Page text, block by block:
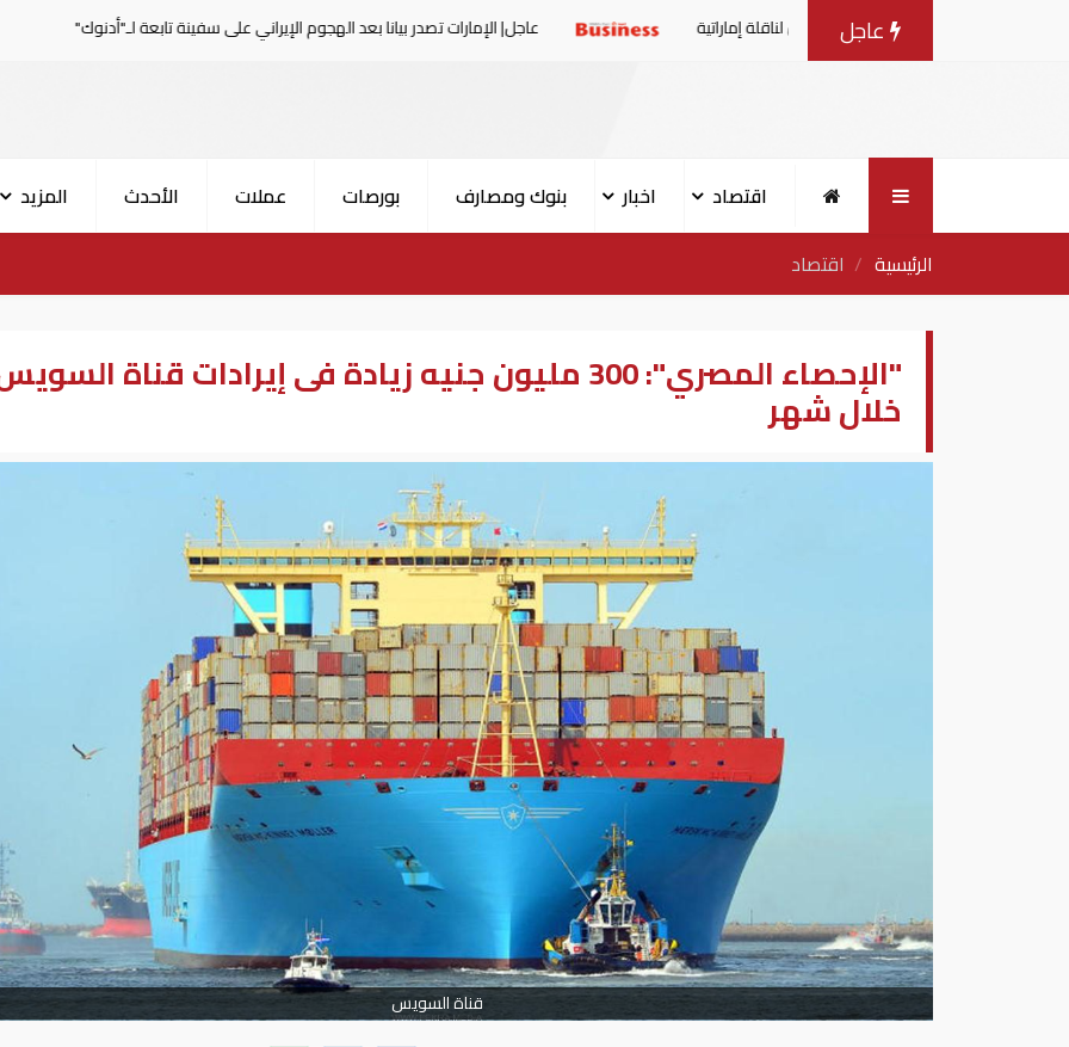
عاجل
بعد استهداف إيران لناقلة إماراتية عاجل| الإمارات تصدر بيانا بعد الهجوم الإيراني على سفينة تابعة لـ"أدنوك"
اقتصاد اخبار بنوك ومصارف بورصات عملات الأحدث المزيد
الرئيسية
اقتصاد
"الإحصاء المصري": 300 مليون جنيه زيادة فى إيرادات قناة
خلال شهر
قناة السويس